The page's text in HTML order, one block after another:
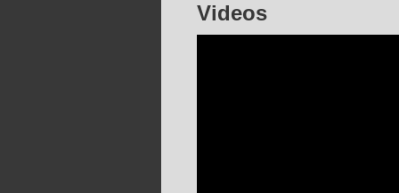
Videos